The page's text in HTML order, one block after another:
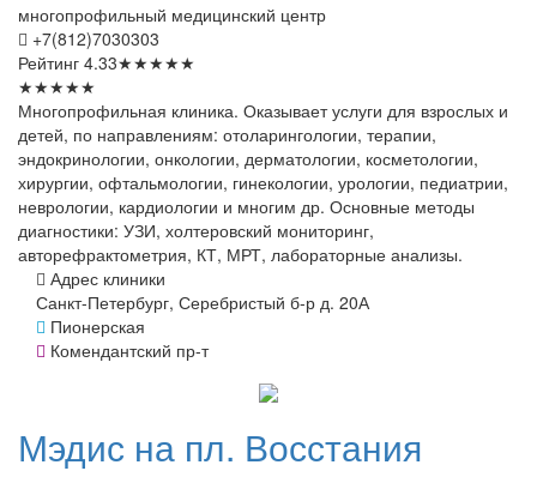
многопрофильный медицинский центр
+7(812)7030303
Рейтинг 4.33★★★★★
★★★★★
Многопрофильная клиника. Оказывает услуги для взрослых и
детей, по направлениям: отоларингологии, терапии,
эндокринологии, онкологии, дерматологии, косметологии,
хирургии, офтальмологии, гинекологии, урологии, педиатрии,
неврологии, кардиологии и многим др. Основные методы
диагностики: УЗИ, холтеровский мониторинг,
авторефрактометрия, КТ, МРТ, лабораторные анализы.
Адрес клиники
Санкт-Петербург, Серебристый б-р д. 20А
Пионерская
Комендантский пр-т
Мэдис на пл. Восстания